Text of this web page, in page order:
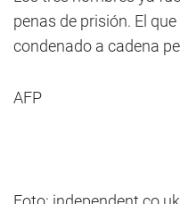
penas de prisión. El
condenado a cadena
AFP